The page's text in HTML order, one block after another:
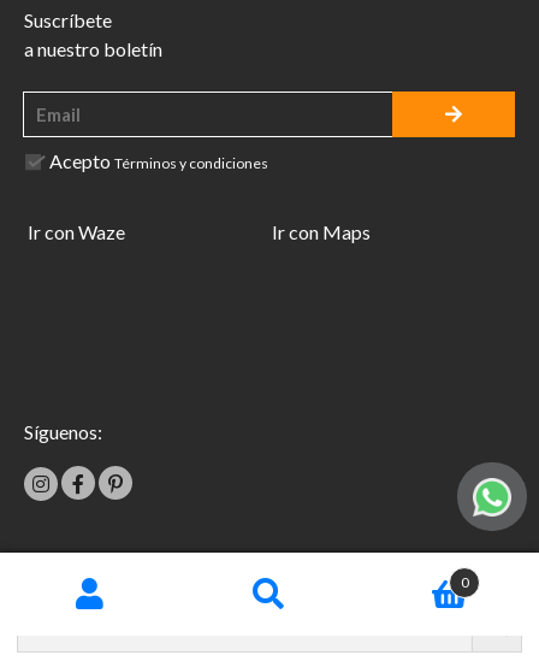
0
Suscríbete
a nuestro boletín
Acepto Términos y condiciones
Ir con Waze Ir con Maps
Síguenos:
Términos y condiciones